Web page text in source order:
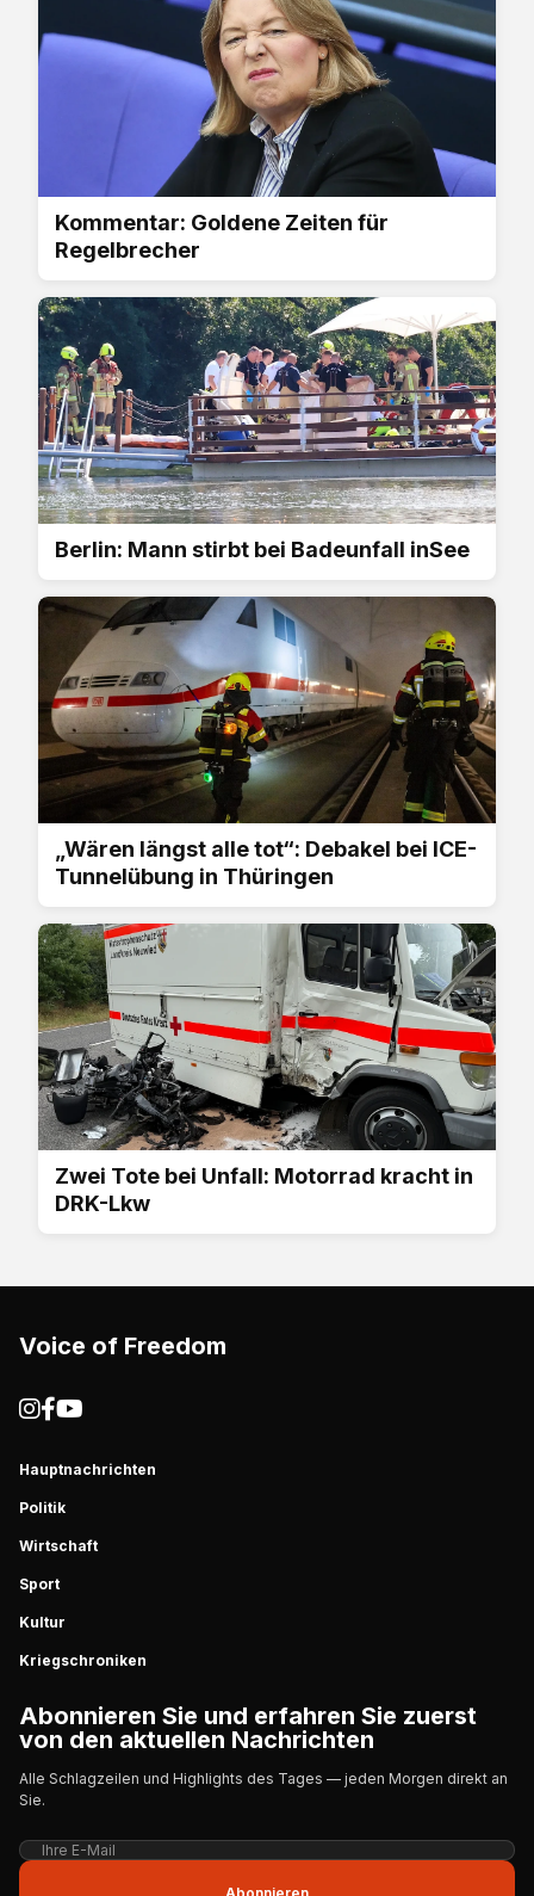
Kommentar: Goldene Zeiten für
Regelbrecher
Berlin: Mann stirbt bei Badeunfall inSee
„Wären längst alle tot“: Debakel bei ICE-
Tunnelübung in Thüringen
Zwei Tote bei Unfall: Motorrad kracht in
DRK-Lkw
Voice of Freedom
Hauptnachrichten
Politik
Wirtschaft
Sport
Kultur
Kriegschroniken
Abonnieren Sie und erfahren Sie zuerst
von den aktuellen Nachrichten
Alle Schlagzeilen und Highlights des Tages — jeden Morgen direkt an
Sie.